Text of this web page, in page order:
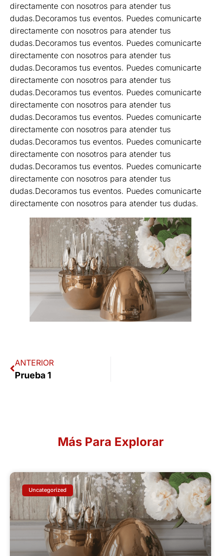
directamente con nosotros para atender tus
dudas.Decoramos tus eventos. Puedes comunicarte
directamente con nosotros para atender tus
dudas.Decoramos tus eventos. Puedes comunicarte
directamente con nosotros para atender tus
dudas.Decoramos tus eventos. Puedes comunicarte
directamente con nosotros para atender tus
dudas.Decoramos tus eventos. Puedes comunicarte
directamente con nosotros para atender tus
dudas.Decoramos tus eventos. Puedes comunicarte
directamente con nosotros para atender tus
dudas.Decoramos tus eventos. Puedes comunicarte
directamente con nosotros para atender tus
dudas.Decoramos tus eventos. Puedes comunicarte
directamente con nosotros para atender tus
dudas.Decoramos tus eventos. Puedes comunicarte
directamente con nosotros para atender tus dudas.
ANTERIOR
Prueba 1
Más Para Explorar
Uncategorized